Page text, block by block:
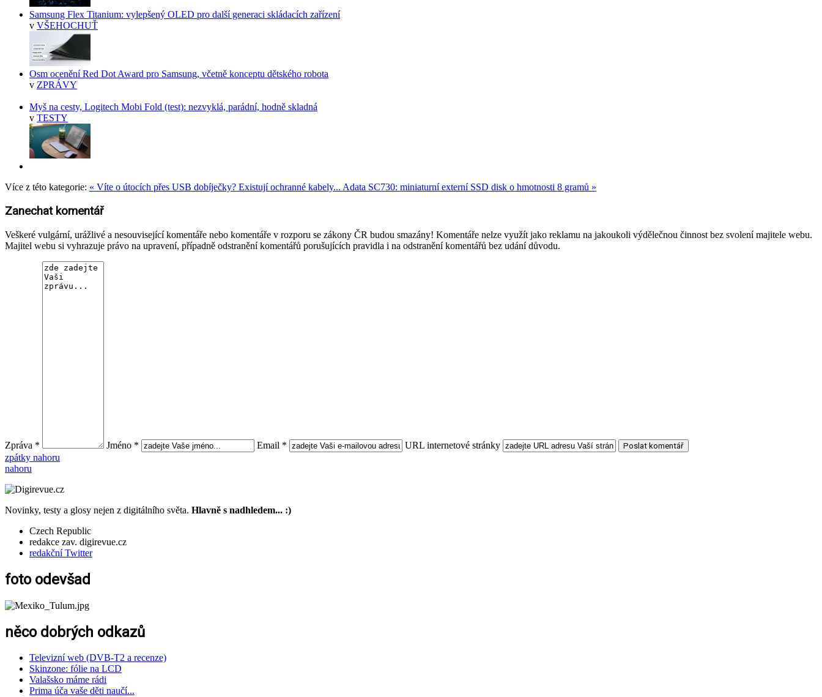
Samsung Flex Titanium: vylepšený OLED pro další generaci skládacích zařízení
v VŠEHOCHUŤ
Osm ocenění Red Dot Award pro Samsung, včetně konceptu dětského robota
v ZPRÁVY
Myš na cesty, Logitech Mobi Fold (test): nezvyklá, parádní, hodně skladná
v TESTY
Více z této kategorie: « Víte o útocích přes USB dobíječky? Existují ochranné kabely... Adata SC730: miniaturní externí SSD disk o hmotnosti 8 gramů »
Zanechat komentář
Veškeré vulgární, urážlivé a nesouvisející komentáře nebo komentáře v rozporu se zákony ČR budou smazány! Komentáře nelze využít jako reklamu na jakoukoli výdělečnou činnost bez svolení majitele webu.
Majitel webu si vyhrazuje právo na upravení, případně odstranění komentářů porušujících pravidla i na odstranění komentářů bez udání důvodu.
Zpráva * Jméno * Email *
URL internetové stránky
zpátky nahoru
nahoru
Novinky, testy a glosy nejen z digitálního světa. Hlavně s nadhledem... :)
Czech Republic
redakce zav. digirevue.cz
redakční Twitter
foto odevšad
něco dobrých odkazů
Televizní web (DVB-T2 a recenze)
Skinzone: fólie na LCD
Valašsko máme rádi
Prima úča vaše děti naučí...